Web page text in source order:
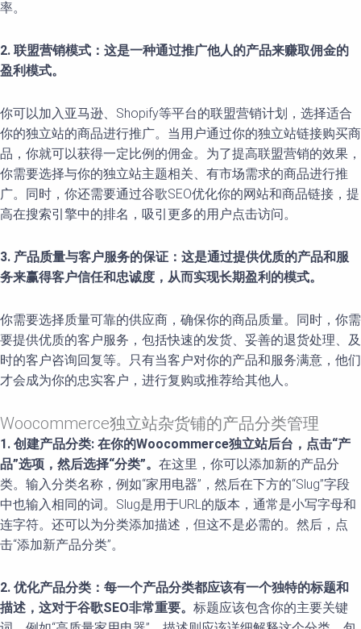
率。
2. 联盟营销模式：这是一种通过推广他人的产品来赚取佣金的
盈利模式。
你可以加入亚马逊、Shopify等平台的联盟营销计划，选择适合
你的独立站的商品进行推广。当用户通过你的独立站链接购买商
品，你就可以获得一定比例的佣金。为了提高联盟营销的效果，
你需要选择与你的独立站主题相关、有市场需求的商品进行推
广。同时，你还需要通过谷歌SEO优化你的网站和商品链接，提
高在搜索引擎中的排名，吸引更多的用户点击访问。
3. 产品质量与客户服务的保证：这是通过提供优质的产品和服
务来赢得客户信任和忠诚度，从而实现长期盈利的模式。
你需要选择质量可靠的供应商，确保你的商品质量。同时，你需
要提供优质的客户服务，包括快速的发货、妥善的退货处理、及
时的客户咨询回复等。只有当客户对你的产品和服务满意，他们
才会成为你的忠实客户，进行复购或推荐给其他人。
Woocommerce独立站杂货铺的产品分类管理
1. 创建产品分类: 在你的Woocommerce独立站后台，点击“产
品”选项，然后选择“分类”。 在这里，你可以添加新的产品分
类。输入分类名称，例如“家用电器”，然后在下方的“Slug”字段
中也输入相同的词。Slug是用于URL的版本，通常是小写字母和
连字符。还可以为分类添加描述，但这不是必需的。然后，点
击“添加新产品分类”。
2. 优化产品分类：每一个产品分类都应该有一个独特的标题和
描述，这对于谷歌SEO非常重要。 标题应该包含你的主要关键